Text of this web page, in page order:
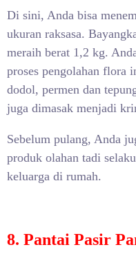
Di sini, Anda bisa
ukuran raksasa.
meraih berat 1,2 kg.
proses pengolahan flora
dodol, permen dan
juga dimasak menjadi
Sebelum pulang, Anda
produk olahan tadi
keluarga di rumah.
8. Pantai Pasir